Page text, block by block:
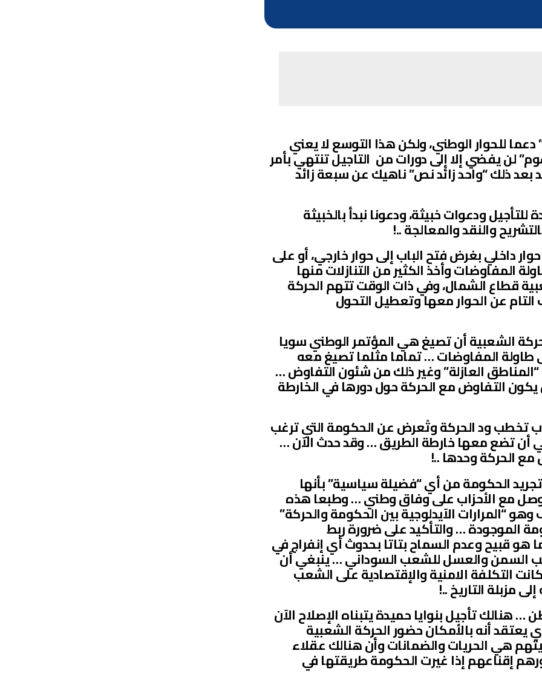
للحوار الوطني، ولكن هذا التوسع لا يعني
لن يفضي إلا إلى دورات من التاجيل تنتهي بأمر
بعد ذلك “واحد زائد نص” ناهيك عن سبعة زائد
ودعوات خبيثة، ودعونا نبدأ بالخبيثة
والنقد والمعالجة ..!
داخلي بغرض فتح الباب إلى حوار خارجي، أو على
المفاوضات وأخذ الكثير من التنازلات منها
قطاع الشمال، وفي ذات الوقت تتهم الحركة
عن الحوار معها وتعطيل التحول
الشعبية أن تصيغ هي المؤتمر الوطني سويا
طاولة المفاوضات … تماما مثلما تصيغ معه
“المناطق العازلة” وغير ذلك من شئون التفاوض …
التفاوض مع الحركة حول دورها في الخارطة
تخطب ود الحركة وتُعرض عن الحكومة التي ترغب
أن تضع معها خارطة الطريق … وقد حدث الآن …
مع الحركة وحدها ..!
الحكومة من أي “فضيلة سياسية” بأنها
مع الأحزاب على وفاق وطني … وطبعا هذه
“المرارات الآيدلوجية بين الحكومة والحركة”
الموجودة … والتأكيد على ضرورة ربط
هو قبيح وعدم السماح بتاتا بحدوث أي إنفراج في
السمن والعسل للشعب السوداني … ينبغي أن
التكلفة الامنية والإقتصادية على الشعب
مزبلة التاريخ ..!
هنالك تأجيل بنوايا حميدة يتبناه الإصلاح الآن
يعتقد أنه بالأمكان حضور الحركة الشعبية
هي الحريات والضمانات وأن هنالك عقلاء
إقناعهم إذا غيرت الحكومة طريقتها في